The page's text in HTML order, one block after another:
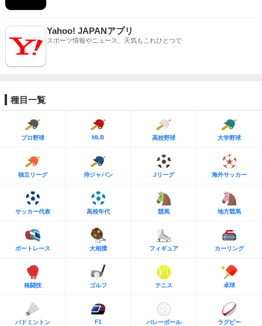
Yahoo! JAPANアプリ
スポーツ情報やニュース、天気もこれひとつで
種目一覧
プロ野球 MLB 高校野球 大学野球
独立リーグ 侍ジャパン Jリーグ 海外サッカー
サッカー代表 高校年代 競馬 地方競馬
ボートレース 大相撲 フィギュア カーリング
格闘技 ゴルフ テニス 卓球
バドミントン F1 バレーボール ラグビー